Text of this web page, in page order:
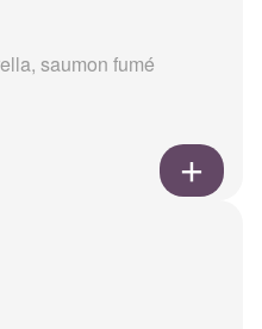
saumon fumé